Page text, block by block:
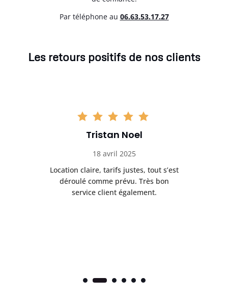
Par téléphone au 06.63.53.17.27
Les retours positifs de nos clients
Tristan Noel
18 avril 2025
Location claire, tarifs justes, tout s’est
déroulé comme prévu. Très bon
service client également.